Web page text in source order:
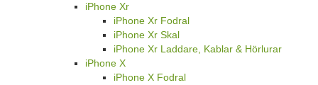
iPhone Xr
iPhone Xr Fodral
iPhone Xr Skal
iPhone Xr Laddare, Kablar & Hörlurar
iPhone X
iPhone X Fodral